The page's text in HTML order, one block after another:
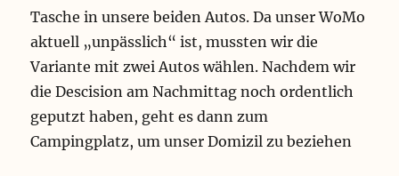
Tasche in unsere beiden Autos. Da unser WoMo
aktuell „unpässlich“ ist, mussten wir die
Variante mit zwei Autos wählen. Nachdem wir
die Descision am Nachmittag noch ordentlich
geputzt haben, geht es dann zum
Campingplatz, um unser Domizil zu beziehen